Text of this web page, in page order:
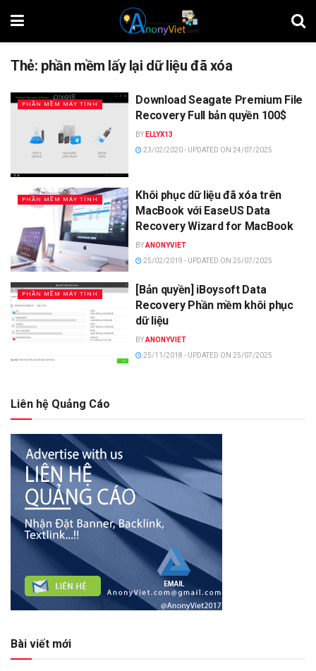
Thẻ: phần mềm lấy lại dữ liệu đã xóa
PHẦN MỀM MÁY TÍNH
Download Seagate Premium File
Recovery Full bản quyền 100$
BY ELLYX13
23/02/2020 - UPDATED ON 24/07/2025
PHẦN MỀM MÁY TÍNH
Khôi phục dữ liệu đã xóa trên
MacBook với EaseUS Data
Recovery Wizard for MacBook
BYANONYVIET
25/02/2019 - UPDATED ON 25/07/2025
PHẦN MỀM MÁY TÍNH
[Bản quyền] iBoysoft Data
Recovery Phần mềm khôi phục
dữ liệu
BYANONYVIET
25/11/2018 - UPDATED ON 25/07/2025
Liên hệ Quảng Cáo
Bài viết mới